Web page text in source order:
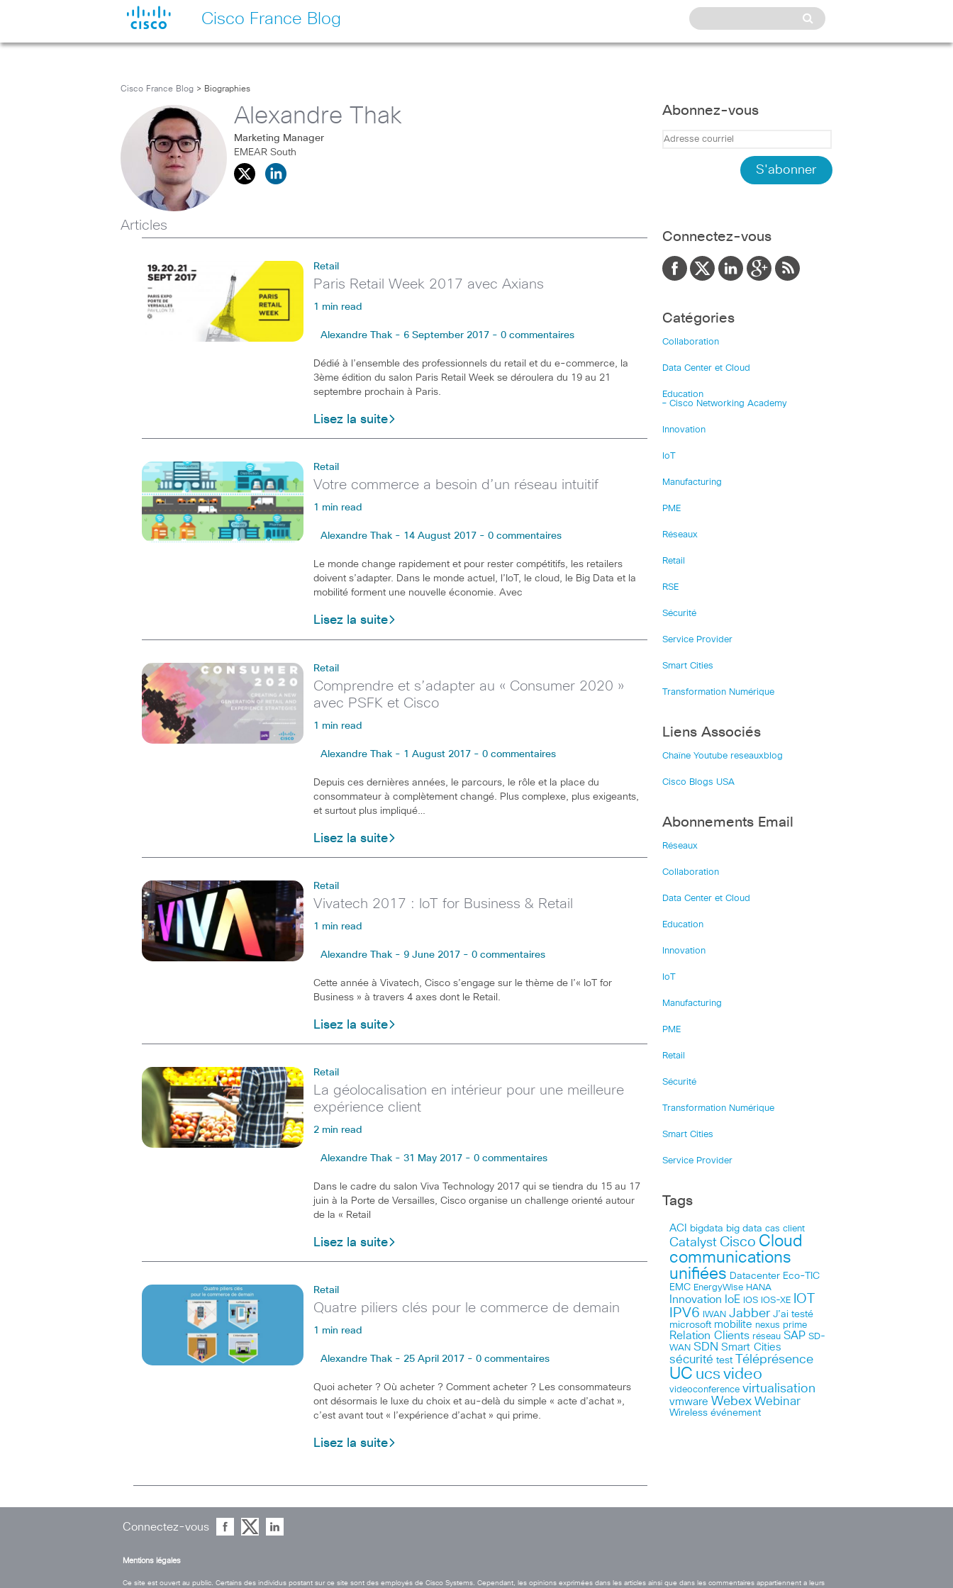
Cisco France Blog
Cisco France Blog > Biographies
Alexandre Thak
Marketing Manager
EMEAR South
Articles
Retail
Paris Retail Week 2017 avec Axians
1 min read
Alexandre Thak - 6 September 2017 - 0 commentaires
Dédié à l’ensemble des professionnels du retail et du e-commerce, la
3ème édition du salon Paris Retail Week se déroulera du 19 au 21
septembre prochain à Paris.
Lisez la suite
Retail
Votre commerce a besoin d’un réseau intuitif
1 min read
Alexandre Thak - 14 August 2017 - 0 commentaires
Le monde change rapidement et pour rester compétitifs, les retailers
doivent s’adapter. Dans le monde actuel, l’IoT, le cloud, le Big Data et la
mobilité forment une nouvelle économie. Avec
Lisez la suite
Retail
Comprendre et s’adapter au « Consumer 2020 »
avec PSFK et Cisco
1 min read
Alexandre Thak - 1 August 2017 - 0 commentaires
Depuis ces dernières années, le parcours, le rôle et la place du
consommateur à complètement changé. Plus complexe, plus exigeants,
et surtout plus impliqué…
Lisez la suite
Retail
Vivatech 2017 : IoT for Business & Retail
1 min read
Alexandre Thak - 9 June 2017 - 0 commentaires
Cette année à Vivatech, Cisco s’engage sur le thème de l’« IoT for
Business » à travers 4 axes dont le Retail.
Lisez la suite
Retail
La géolocalisation en intérieur pour une meilleure
expérience client
2 min read
Alexandre Thak - 31 May 2017 - 0 commentaires
Dans le cadre du salon Viva Technology 2017 qui se tiendra du 15 au 17
juin à la Porte de Versailles, Cisco organise un challenge orienté autour
de la « Retail
Lisez la suite
Retail
Quatre piliers clés pour le commerce de demain
1 min read
Alexandre Thak - 25 April 2017 - 0 commentaires
Quoi acheter ? Où acheter ? Comment acheter ? Les consommateurs
ont désormais le luxe du choix et au-delà du simple « acte d’achat »,
c’est avant tout « l’expérience d’achat » qui prime.
Lisez la suite
Abonnez-vous
Connectez-vous
Catégories
Collaboration
Data Center et Cloud
Education
– Cisco Networking Academy
Innovation
IoT
Manufacturing
PME
Réseaux
Retail
RSE
Sécurité
Service Provider
Smart Cities
Transformation Numérique
Liens Associés
Chaîne Youtube reseauxblog
Cisco Blogs USA
Abonnements Email
Réseaux
Collaboration
Data Center et Cloud
Education
Innovation
IoT
Manufacturing
PME
Retail
Sécurité
Transformation Numérique
Smart Cities
Service Provider
Tags
ACI bigdata big data cas client
Catalyst Cisco Cloud
communications
unifiées Datacenter Eco-TIC
EMC EnergyWise HANA
Innovation IoE IOS IOS-XE IOT
IPV6 IWAN Jabber J’ai testé
microsoft mobilite nexus prime
Relation Clients réseau SAP SD-
WAN SDN Smart Cities
sécurité test Téléprésence
UC ucs video
videoconference virtualisation
vmware Webex Webinar
Wireless événement
Connectez-vous
Mentions légales
Ce site est ouvert au public. Certains des individus postant sur ce site sont des employés de Cisco Systems. Cependant, les opinions exprimées dans les articles ainsi que dans les commentaires appartiennent a leurs